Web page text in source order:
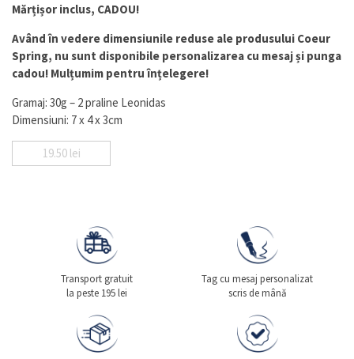
Mărțișor inclus, CADOU!
Având în vedere dimensiunile reduse ale produsului Coeur
Spring, nu sunt disponibile personalizarea cu mesaj și punga
cadou! Mulțumim pentru înțelegere!
Gramaj: 30g – 2 praline Leonidas
Dimensiuni: 7 x 4 x 3cm
19.50 lei
Transport gratuit
la peste 195 lei
Tag cu mesaj personalizat
scris de mână